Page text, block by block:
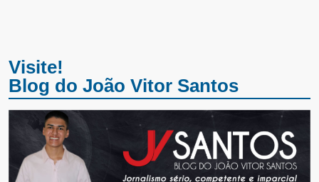
Visite!
Blog do João Vitor Santos